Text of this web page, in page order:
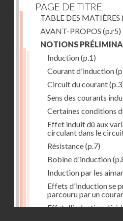
PAGE DE TITRE
TABLE DES MATIÈRES
AVANT-PROPOS (p.r5)
NOTIONS
Induction(p.1)
Courant d'induction
Circuit du courant
Sens des courants
Certaines conditions
Effet induit dû aux
circulant dans le
Résistance(p.7)
Bobine d'induction
Induction par les
Effets d'induction se
parcouru par un
Effet d'induction dû à